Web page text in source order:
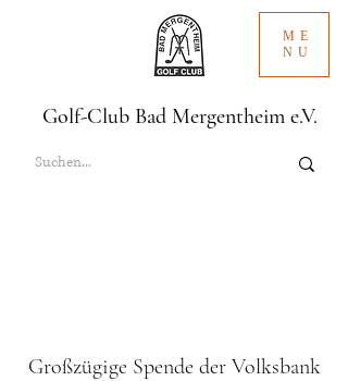
ME
NU
Golf-Club Bad Mergentheim e.V.
Großzügige Spende der Volksbank